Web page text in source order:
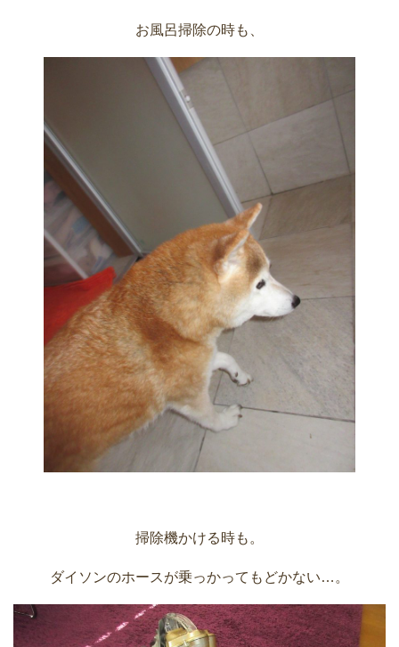
お風呂掃除の時も、
掃除機かける時も。
ダイソンのホースが乗っかってもどかない…。